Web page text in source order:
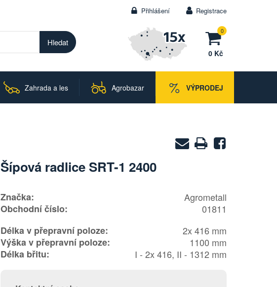
Přihlášení Registrace
0
0 Kč
Zahrada a les Agrobazar VÝPRODEJ
Zaslat
na
Vytisknout
Šípová radlice SRT-1 2400
Značka:
Agrometall
Obchodní číslo:
01811
Délka v přepravní poloze:
2x 416 mm
Výška v přepravní poloze:
1100 mm
Délka břitu:
I - 2x 416, II - 1312 mm